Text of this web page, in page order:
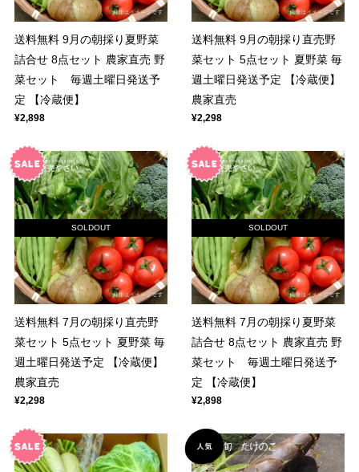
送料無料 9月の朝採り夏野菜
詰合せ 8点セット 農家直売 野
菜セット 毎週土曜日発送予
定 【冷蔵便】
¥2,898
送料無料 9月の朝採り直売野
菜セット 5点セット 夏野菜 毎
週土曜日発送予定 【冷蔵便】
農家直売
¥2,298
SOLDOUT
送料無料 7月の朝採り直売野
菜セット 5点セット 夏野菜 毎
週土曜日発送予定 【冷蔵便】
農家直売
¥2,298
SOLDOUT
送料無料 7月の朝採り夏野菜
詰合せ 8点セット 農家直売 野
菜セット 毎週土曜日発送予
定 【冷蔵便】
¥2,898